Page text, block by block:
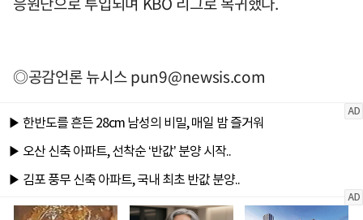
◎공감언론 뉴시스pun9@newsis.com